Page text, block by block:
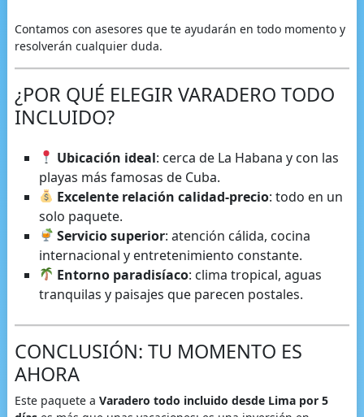
Contamos con asesores que te ayudarán en todo momento y
resolverán cualquier duda.
¿POR QUÉ ELEGIR VARADERO TODO
INCLUIDO?
Ubicación ideal: cerca de La Habana y con las
playas más famosas de Cuba.
Excelente relación calidad-precio: todo en un
solo paquete.
Servicio superior: atención cálida, cocina
internacional y entretenimiento constante.
Entorno paradisíaco: clima tropical, aguas
tranquilas y paisajes que parecen postales.
CONCLUSIÓN: TU MOMENTO ES
AHORA
Este paquete a Varadero todo incluido desde Lima por 5